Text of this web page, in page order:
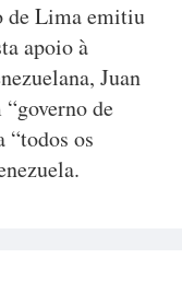
de Lima emitiu
apoio à
Juan
de
“todos os